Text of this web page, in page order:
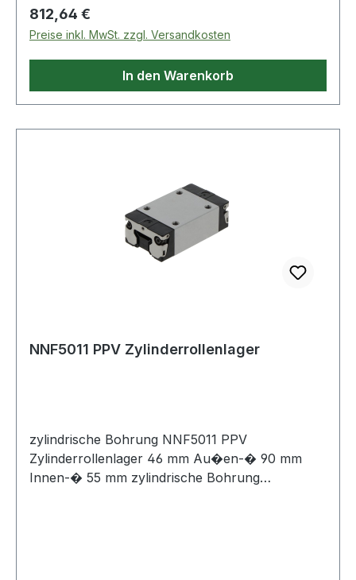
Regulärer Preis:
812,64 €
Preise inkl. MwSt. zzgl. Versandkosten
In den Warenkorb
NNF5011 PPV Zylinderrollenlager
zylindrische Bohrung NNF5011 PPV
Zylinderrollenlager 46 mm Au�en-� 90 mm
Innen-� 55 mm zylindrische Bohrung